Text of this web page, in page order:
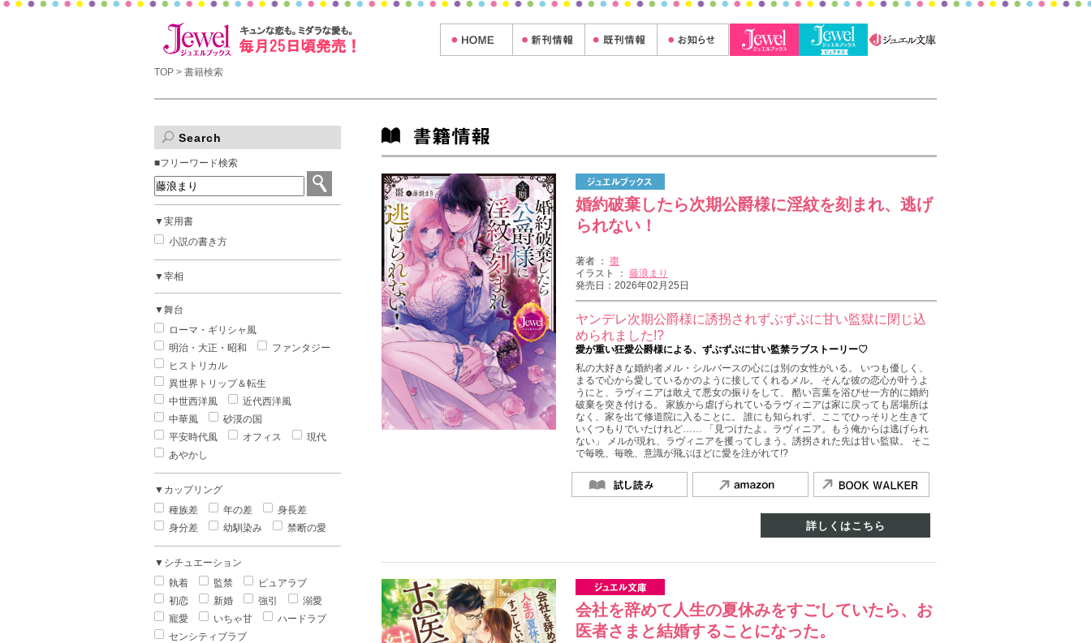
TOP > 書籍検索
Search
■フリーワード検索
▼実用書
小説の書き方
▼宰相
▼舞台
ローマ・ギリシャ風
明治・大正・昭和
ファンタジー
ヒストリカル
異世界トリップ＆転生
中世西洋風
近代西洋風
中華風
砂漠の国
平安時代風
オフィス
現代
あやかし
▼カップリング
種族差
年の差
身長差
身分差
幼馴染み 禁断の愛
▼シチュエーション
執着
監禁
ピュアラブ
初恋
新婚 強引
溺愛
寵愛
いちゃ甘
ハードラブ
センシティブラブ
婚約破棄したら次期公爵様に淫紋を刻まれ、逃げ
られない！
著者 ： 棗
イラスト ： 藤浪まり
発売日：2026年02月25日
ヤンデレ次期公爵様に誘拐されずぶずぶに甘い監獄に閉じ込
められました!?
愛が重い狂愛公爵様による、ずぶずぶに甘い監禁ラブストーリー♡
私の大好きな婚約者メル・シルバースの心には別の女性がいる。 いつも優しく、
まるで心から愛しているかのように接してくれるメル。 そんな彼の恋心が叶うよ
うにと、ラヴィニアは敢えて悪女の振りをして、 酷い言葉を浴びせ一方的に婚約
破棄を突き付ける。 家族から虐げられているラヴィニアは家に戻っても居場所は
なく、家を出て修道院に入ることに。 誰にも知られず、ここでひっそりと生きて
いくつもりでいたけれど…… 「見つけたよ。ラヴィニア。もう俺からは逃げられ
ない」 メルが現れ、ラヴィニアを攫ってしまう。誘拐された先は甘い監獄。 そこ
で毎晩、毎晩、意識が飛ぶほどに愛を注がれて!?
詳しくはこちら
会社を辞めて人生の夏休みをすごしていたら、お
医者さまと結婚することになった。